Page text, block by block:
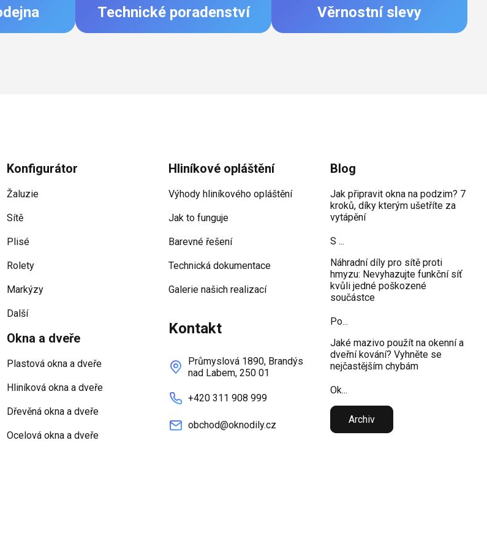
Technické poradenství Věrnostní slevy
Konfigurátor
Žaluzie
Sítě
Plisé
Rolety
Markýzy
Další
Okna a dveře
Plastová okna a dveře
Hliníková okna a dveře
Dřevěná okna a dveře
Ocelová okna a dveře
Hliníkové opláštění
Výhody hliníkového opláštění
Jak to funguje
Barevné řešení
Technická dokumentace
Galerie našich realizací
Kontakt
Průmyslová 1890, Brandýs
nad Labem, 250 01
+420 311 908 999
obchod@oknodily.cz
Blog
Jak připravit okna na podzim? 7
kroků, díky kterým ušetříte za
vytápění
S ...
Náhradní díly pro sítě proti
hmyzu: Nevyhazujte funkční síť
kvůli jedné poškozené
součástce
Po...
Jaké mazivo použít na okenní a
dveřní kování? Vyhněte se
nejčastějším chybám
Ok...
Archiv